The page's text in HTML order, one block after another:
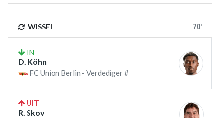
WISSEL 70'
IN
D. Köhn
FC Union Berlin - Verdediger #
UIT
R. Skov